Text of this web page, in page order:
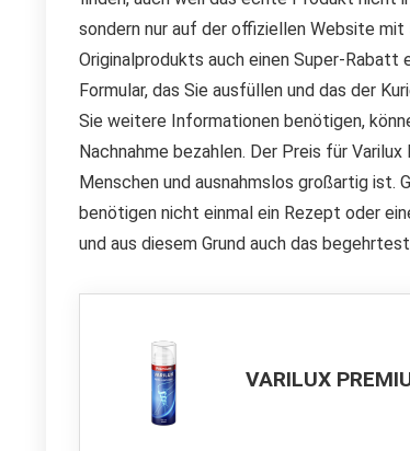
sondern nur auf der offiziellen Website
Originalprodukts auch einen Super-
Formular, das Sie ausfüllen und das der
Sie weitere Informationen benötigen,
Nachnahme bezahlen. Der Preis für
Menschen und ausnahmslos großartig
benötigen nicht einmal ein Rezept oder
und aus diesem Grund auch das
VARILUX